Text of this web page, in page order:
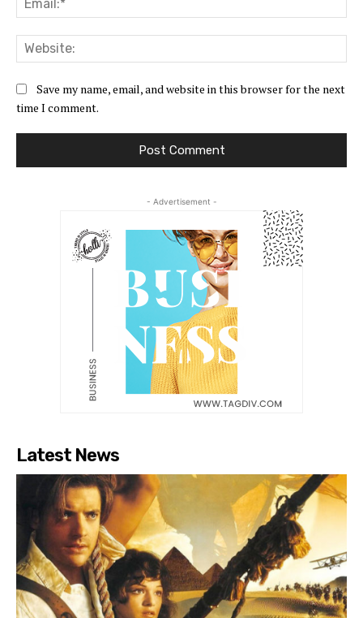
Save my name, email, and website in this browser for the next
time I comment.
- Advertisement -
Latest News